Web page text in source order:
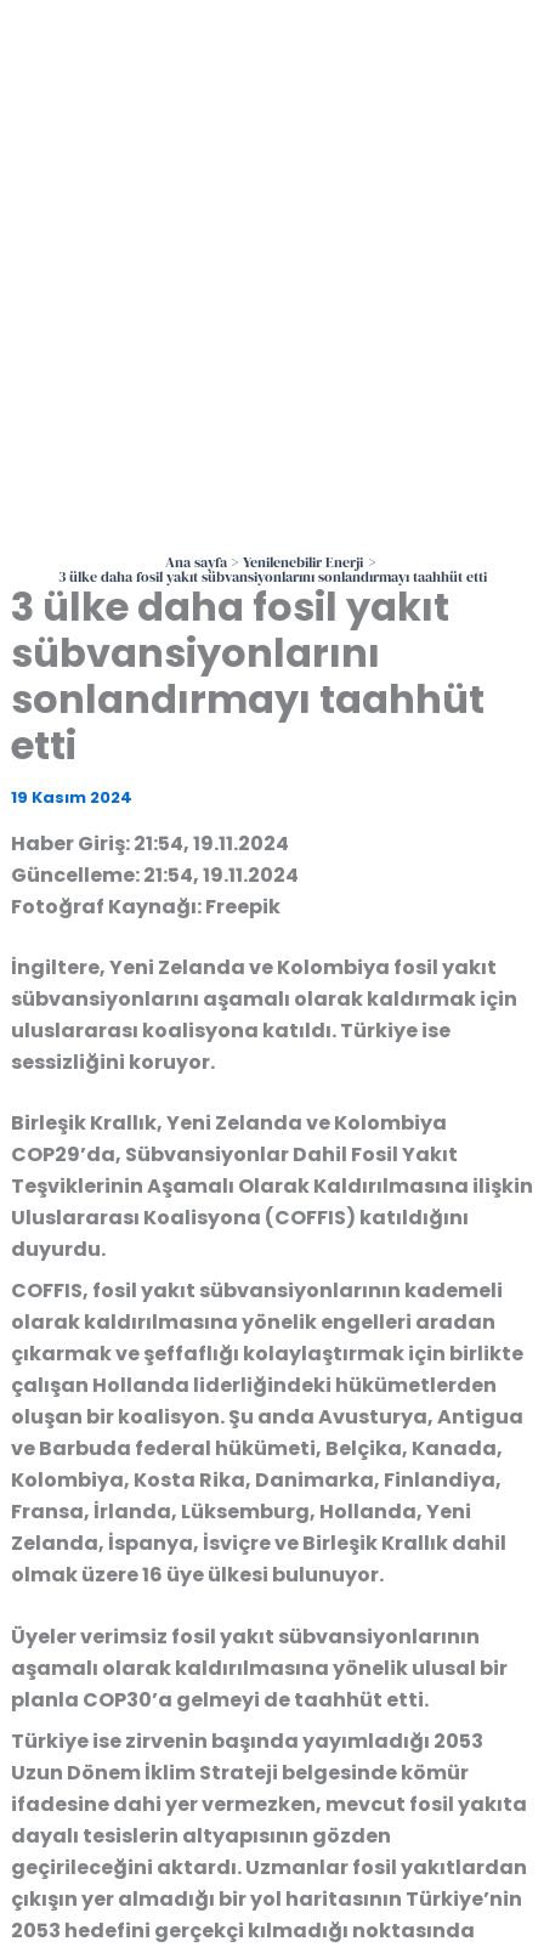
Ana sayfa Yenilenebilir Enerji
3 ülke daha fosil yakıt sübvansiyonlarını sonlandırmayı taahhüt etti
3 ülke daha fosil yakıt
sübvansiyonlarını
sonlandırmayı taahhüt
etti
19 Kasım 2024
Haber Giriş: 21:54, 19.11.2024
Güncelleme: 21:54, 19.11.2024
Fotoğraf Kaynağı: Freepik
İngiltere, Yeni Zelanda ve Kolombiya fosil yakıt
sübvansiyonlarını aşamalı olarak kaldırmak için
uluslararası koalisyona katıldı. Türkiye ise
sessizliğini koruyor.
Birleşik Krallık, Yeni Zelanda ve Kolombiya
COP29’da, Sübvansiyonlar Dahil Fosil Yakıt
Teşviklerinin Aşamalı Olarak Kaldırılmasına ilişkin
Uluslararası Koalisyona (COFFIS) katıldığını
duyurdu.
COFFIS, fosil yakıt sübvansiyonlarının kademeli
olarak kaldırılmasına yönelik engelleri aradan
çıkarmak ve şeffaflığı kolaylaştırmak için birlikte
çalışan Hollanda liderliğindeki hükümetlerden
oluşan bir koalisyon. Şu anda Avusturya, Antigua
ve Barbuda federal hükümeti, Belçika, Kanada,
Kolombiya, Kosta Rika, Danimarka, Finlandiya,
Fransa, İrlanda, Lüksemburg, Hollanda, Yeni
Zelanda, İspanya, İsviçre ve Birleşik Krallık dahil
olmak üzere 16 üye ülkesi bulunuyor.
Üyeler verimsiz fosil yakıt sübvansiyonlarının
aşamalı olarak kaldırılmasına yönelik ulusal bir
planla COP30’a gelmeyi de taahhüt etti.
Türkiye ise zirvenin başında yayımladığı 2053
Uzun Dönem İklim Strateji belgesinde kömür
ifadesine dahi yer vermezken, mevcut fosil yakıta
dayalı tesislerin altyapısının gözden
geçirileceğini aktardı. Uzmanlar fosil yakıtlardan
çıkışın yer almadığı bir yol haritasının Türkiye’nin
2053 hedefini gerçekçi kılmadığı noktasında